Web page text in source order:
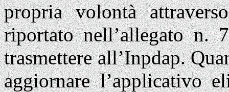
propria volontà
riportato nell’allegato n.
trasmettere all’Inpdap.
aggiornare l’applicativo